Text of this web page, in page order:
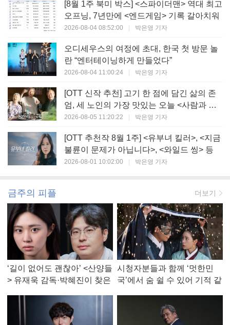
[8월 1주 북미 박스] <스파이더맨> 역대 최고
오프닝, 7년만에 <엔드게임> 기록 갈아치워
2026-08-04 08:52:00 | 박은영 기자
오디세우스의 여정에 초대, 한국 첫 방문 놀
란 “엔터테이닝하게 만들었다”
2026-08-04 11:00:24 | 박은영 기자
[OTT 신작 추천] 고기 한 점에 담긴 삶의 존
엄, 세 노인의 가장 맛있는 오늘 <사람과 고
기>
2026-08-05 11:20:22 | 박은영 기자
[OTT 추천작 8월 1주] <유부녀 킬러>, <지금
불륜이 문제가 아닙니다>, <와일드 씽> 등
2026-08-01 10:02:00 | 박은영 기자
금주의 피플 더보기
‘길이 없어도 괜찮아’ <산양들
> 유재욱 감독·박혜진이 찾은
시청자분들과 함께 ‘멋한민
국’에서 숨 쉴 수 있어 기적 같